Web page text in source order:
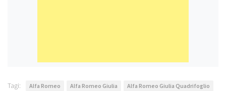
Tagi: Alfa Romeo Alfa Romeo Giulia
Alfa Romeo Giulia Quadrifoglio